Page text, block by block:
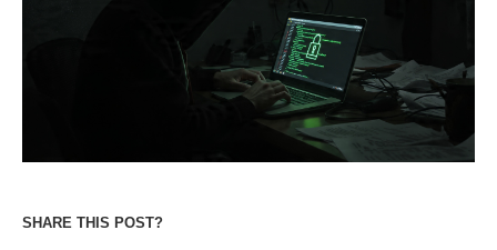
SHARE THIS POST?